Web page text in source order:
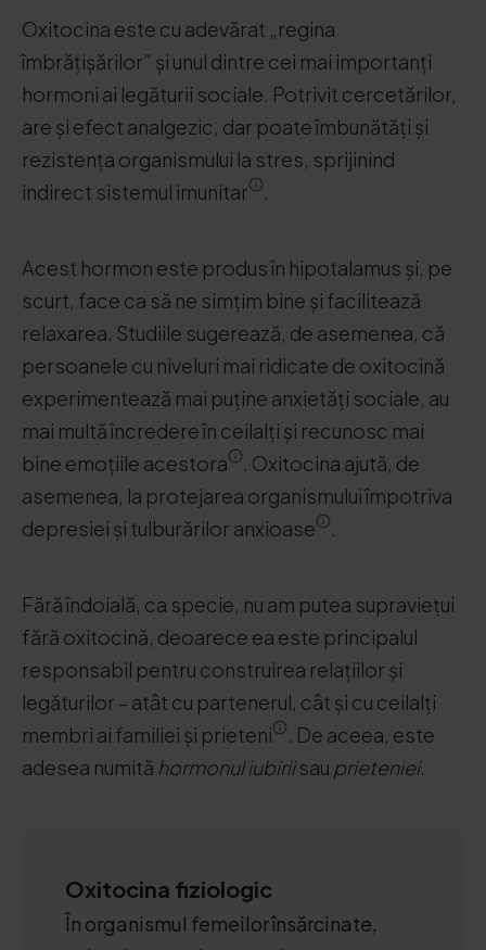
Oxitocina este cu adevărat „regina
îmbrățișărilor” și unul dintre cei mai importanți
hormoni ai legăturii sociale. Potrivit cercetărilor,
are și efect analgezic, dar poate îmbunătăți și
rezistența organismului la stres, sprijinind
indirect sistemul imunitar
Acest hormon este produs în hipotalamus și, pe
scurt, face ca să ne simțim bine și facilitează
relaxarea. Studiile sugerează, de asemenea, că
persoanele cu niveluri mai ridicate de oxitocină
experimentează mai puține anxietăți sociale, au
mai multă încredere în ceilalți și recunosc mai
bine emoțiile acestora
. Oxitocina ajută, de
asemenea, la protejarea organismului împotriva
depresiei și tulburărilor anxioase
Fără îndoială, ca specie, nu am putea supraviețui
fără oxitocină, deoarece ea este principalul
responsabil pentru construirea relațiilor și
legăturilor – atât cu partenerul, cât și cu ceilalți
membri ai familiei și prieteni
. De aceea, este
adesea numită hormonul iubiriisau prieteniei.
Oxitocina fiziologic
În organismul femeilor însărcinate,